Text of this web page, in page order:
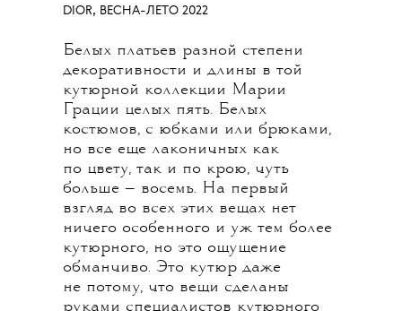
DIOR, ВЕСНА-ЛЕТО 2022
Белых платьев разной степени
декоративности и длины в той
кутюрной коллекции Марии
Грации целых пять. Белых
костюмов, с юбками или брюками,
но все еще лаконичных как
по цвету, так и по крою, чуть
больше — восемь. На первый
взгляд во всех этих вещах нет
ничего особенного и уж тем более
кутюрного, но это ощущение
обманчиво. Это кутюр даже
не потому, что вещи сделаны
руками специалистов кутюрного